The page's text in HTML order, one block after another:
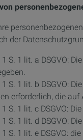
der
S. 1 lit. a DSGVO:
S. 1 lit. b DSGVO:
erforderlich, die auf
1 S. 1 lit. c DSGVO:
S. 1 lit. d DSGVO:
1 S. 1 lit. e DSGVO: